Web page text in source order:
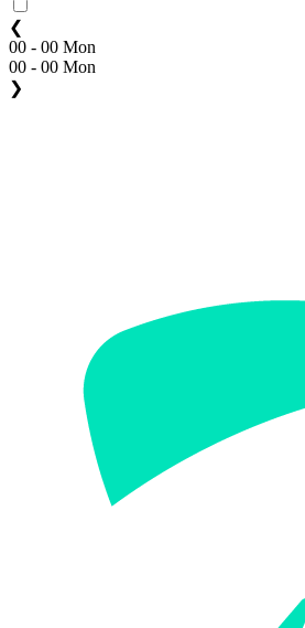
❮
00 - 00 Mon
00 - 00 Mon
❯